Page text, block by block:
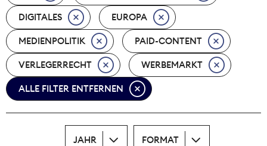
Nachwuchs
Nova Award
Pressefreiheit
Print
Recht
DIGITALES EUROPA
MEDIENPOLITIK PAID-CONTENT
VERLEGERRECHT WERBEMARKT
ALLE FILTER ENTFERNEN
JAHR FORMAT